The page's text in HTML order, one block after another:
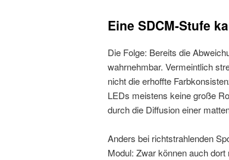
Eine SDCM-Stufe
Die Folge: Bereits die
wahrnehmbar. Vermeintlich
nicht die erhoffte
LEDs meistens keine große
durch die Diffusion einer
Anders bei richtstrahlenden
Modul: Zwar können auch